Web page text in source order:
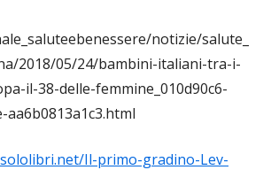
notizie/salute_
2018/05/24/bambini-italiani-tra-i-
il-38-delle-femmine_010d90c6-
aa6b0813a1c3.html
Il-primo-gradino-Lev-